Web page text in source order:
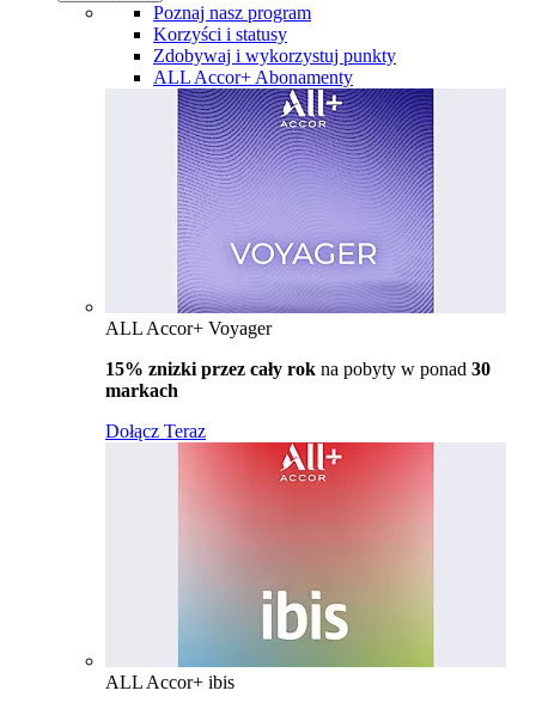
Poznaj nasz program
Korzyści i statusy
Zdobywaj i wykorzystuj punkty
ALL Accor+ Abonamenty
ALL Accor+ Voyager
15% znizki przez cały rok na pobyty w ponad 30
markach
Dołącz Teraz
ALL Accor+ ibis